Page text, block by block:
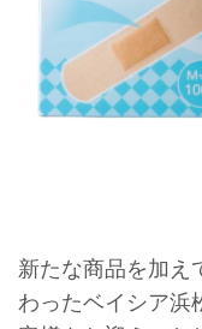
新たな商品を加え
わったベイシア浜